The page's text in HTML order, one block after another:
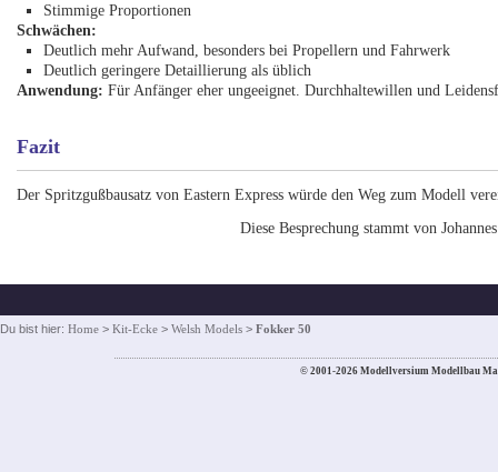
Stimmige Proportionen
Schwächen:
Deutlich mehr Aufwand, besonders bei Propellern und Fahrwerk
Deutlich geringere Detaillierung als üblich
Anwendung:Für Anfänger eher ungeeignet. Durchhaltewillen und
Fazit
Der Spritzgußbausatz von Eastern Express würde den Weg zum Modell
Diese Besprechung stammt von
Du bist hier: Home > Kit-Ecke > Welsh Models > Fokker 50
© 2001-2026 Modellversium Modellbau